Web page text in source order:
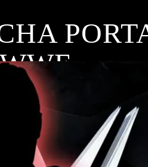
encerrada, revelando